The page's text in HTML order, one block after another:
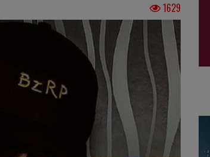
1629